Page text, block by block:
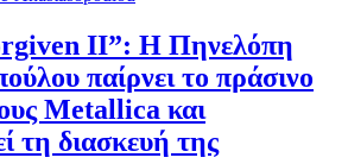
II”: Η Πηνελόπη
παίρνει το πράσινο
Metallica και
τη διασκευή της